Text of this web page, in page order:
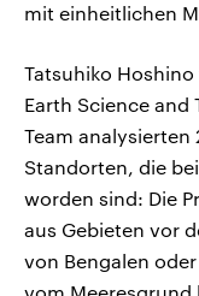
mit einheitlichen
Tatsuhiko
Earth Science and
Team
Standorten, die
worden sind: Die
aus Gebieten vor
von Bengalen